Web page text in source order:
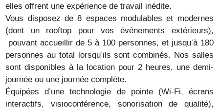
elles offrent une expérience de travail inédite.
Vous disposez de 8 espaces modulables et modernes
(dont un rooftop pour vos événements extérieurs),
pouvant accueillir de 5 à 100 personnes, et jusqu’à 180
personnes au total lorsqu’ils sont combinés. Nos salles
sont disponibles à la location pour 2 heures, une demi-
journée ou une journée complète.
Équipées d’une technologie de pointe (Wi-Fi, écrans
interactifs, visioconférence, sonorisation de qualité),